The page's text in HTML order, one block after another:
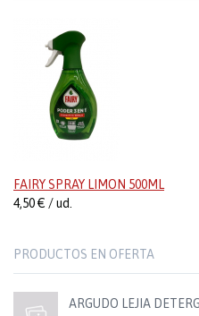
FAIRY SPRAY LIMON 500ML
4,50 € / ud.
PRODUCTOS EN OFERTA
ARGUDO LEJIA